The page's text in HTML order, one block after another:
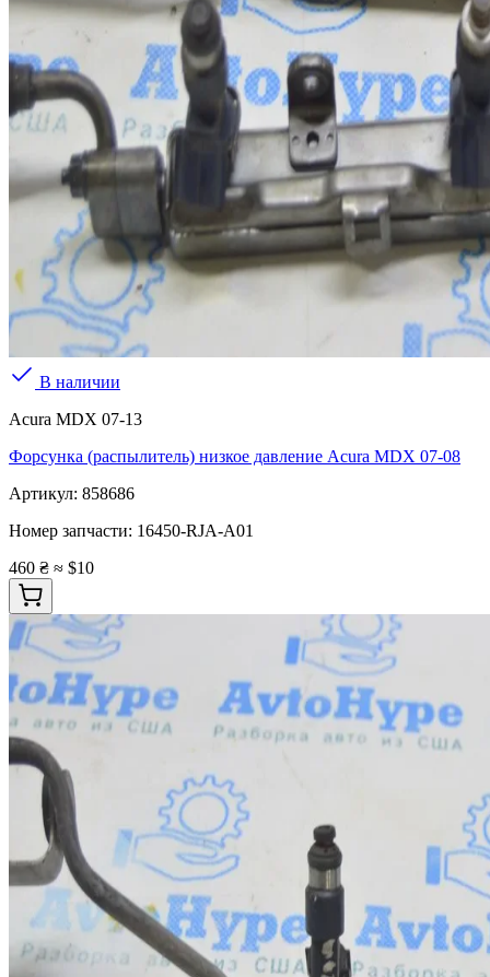
В наличии
Acura MDX 07-13
Форсунка (распылитель) низкое давление Acura MDX 07-08
Артикул: 858686
Номер запчасти: 16450-RJA-A01
460 ₴ ≈ $10